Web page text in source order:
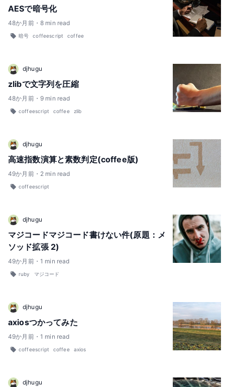
AESで暗号化
48か月前・ 8 min read
暗号 coffeescript coffee
djhugu
zlibで文字列を圧縮
48か月前・ 9 min read
coffeescript coffee zlib
djhugu
高速指数演算と素数判定(coffee版)
49か月前・ 2 min read
coffeescript
djhugu
マジコードマジコード書けない件(原題：メ
ソッド拡張 2)
49か月前・ 1 min read
ruby マジコード
djhugu
axiosつかってみた
49か月前・ 1 min read
coffeescript coffee axios
djhugu